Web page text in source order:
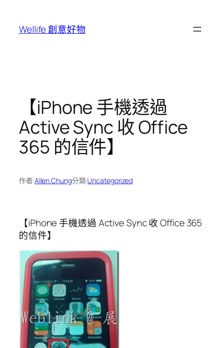
Wellife 創意好物
【iPhone 手機透過
Active Sync 收 Office
365 的信件】
作者:Allen Chung分類:Uncategorized
【iPhone 手機透過 Active Sync 收 Office 365
的信件】